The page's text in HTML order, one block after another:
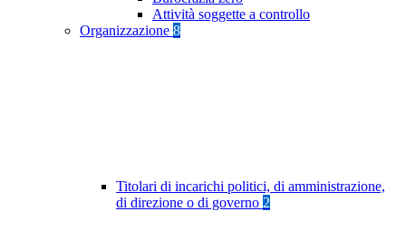
Attività soggette a controllo
Organizzazione 8
Titolari di incarichi politici, di amministrazione,
di direzione o di governo 2